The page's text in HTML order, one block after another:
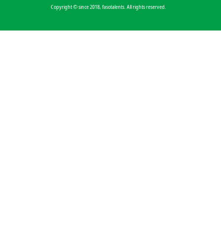
Copyright © since 2018, fasotalents. All rights reserved.